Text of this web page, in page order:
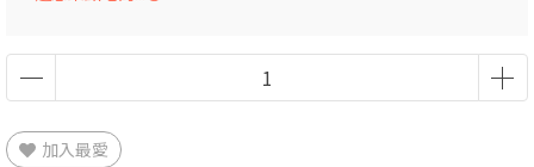
加入最愛